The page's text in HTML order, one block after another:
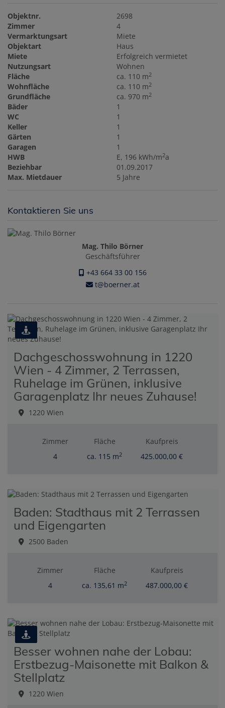
Objektnr.
2698
Zimmer
4
Vermarktungsart
Miete
Objektart
Haus
Miete
Erfolgreich vermietet
Nutzungsart
Wohnen
Fläche
ca. 110 m2
Wohnfläche ca. 110 m2
Grundfläche ca. 970 m2
Bäder
1
WC
1
Keller
1
Gärten
1
Garagen
1
HWB
E, 196 kWh/m2a
Beziehbar
01.09.2017
Max. Mietdauer
5 Jahre
Kontaktieren Sie uns
Mag. Thilo Börner
Geschäftsführer
+43 664 33 00 156
t@boerner.at
Dachgeschosswohnung in 1220
Wien - 4 Zimmer, 2 Terrassen,
Ruhelage im Grünen, inklusive
Garagenplatz Ihr neues Zuhause!
1220 Wien
Zimmer
4
Fläche
ca. 115 m2
Kaufpreis
425.000,00 €
Baden: Stadthaus mit 2 Terrassen
und Eigengarten
2500 Baden
Zimmer
4
Fläche
ca. 135,61 m2
Kaufpreis
487.000,00 €
Besser wohnen nahe der Lobau:
Erstbezug-Maisonette mit Balkon &
Stellplatz
1220 Wien